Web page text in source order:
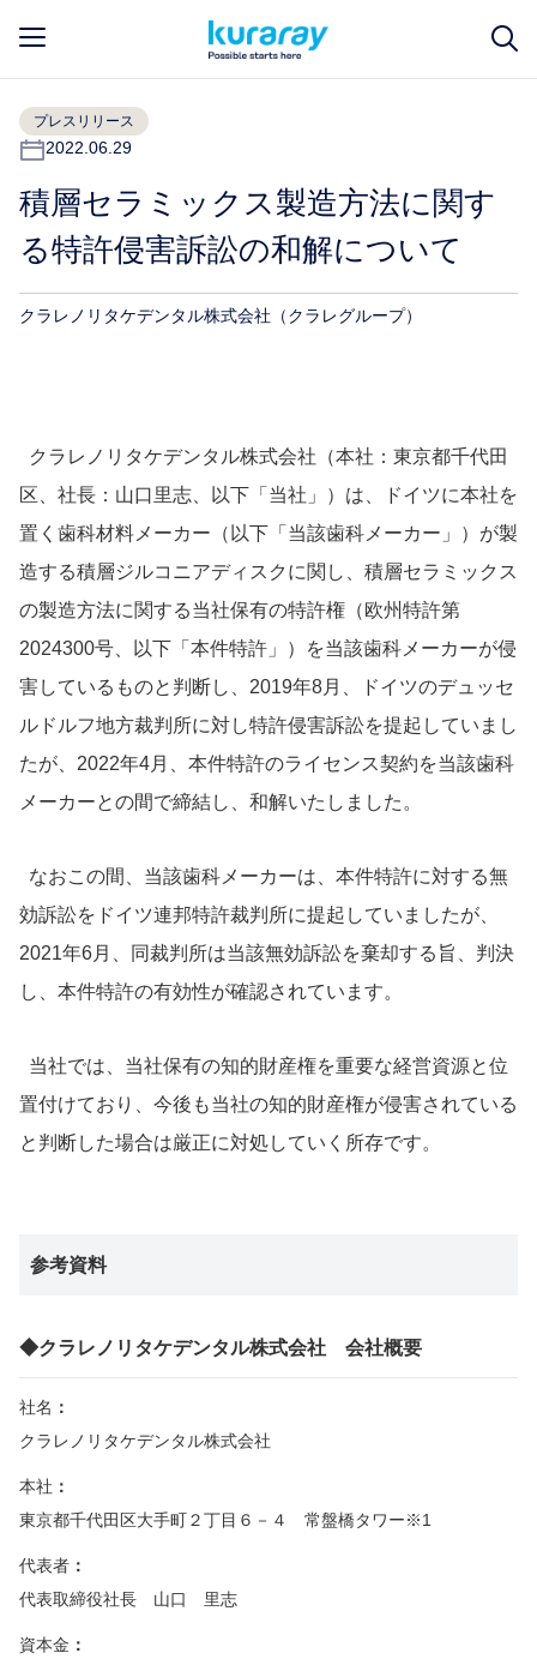
プレスリリース
2022.06.29
積層セラミックス製造方法に関す
る特許侵害訴訟の和解について
クラレノリタケデンタル株式会社（クラレグループ）
クラレノリタケデンタル株式会社（本社：東京都千代田
区、社長：山口里志、以下「当社」）は、ドイツに本社を
置く歯科材料メーカー（以下「当該歯科メーカー」）が製
造する積層ジルコニアディスクに関し、積層セラミックス
の製造方法に関する当社保有の特許権（欧州特許第
2024300号、以下「本件特許」）を当該歯科メーカーが侵
害しているものと判断し、2019年8月、ドイツのデュッセ
ルドルフ地方裁判所に対し特許侵害訴訟を提起していまし
たが、2022年4月、本件特許のライセンス契約を当該歯科
メーカーとの間で締結し、和解いたしました。
なおこの間、当該歯科メーカーは、本件特許に対する無
効訴訟をドイツ連邦特許裁判所に提起していましたが、
2021年6月、同裁判所は当該無効訴訟を棄却する旨、判決
し、本件特許の有効性が確認されています。
当社では、当社保有の知的財産権を重要な経営資源と位
置付けており、今後も当社の知的財産権が侵害されている
と判断した場合は厳正に対処していく所存です。
参考資料
◆クラレノリタケデンタル株式会社 会社概要
社名
クラレノリタケデンタル株式会社
本社
東京都千代田区大手町２丁目６－４ 常盤橋タワー※1
代表者
代表取締役社長 山口 里志
資本金